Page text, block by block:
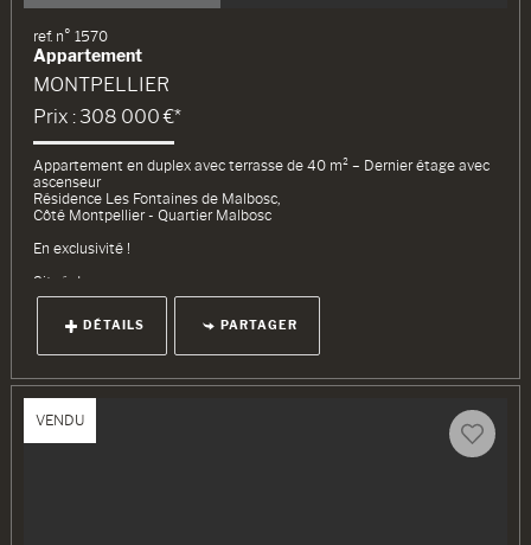
ref. n° 1570
Appartement
MONTPELLIER
Prix : 308 000 €*
Appartement en duplex avec terrasse de 40 m² – Dernier étage avec
ascenseur
Résidence Les Fontaines de Malbosc,
Côté Montpellier - Quartier Malbosc
En exclusivité !
Situé dans une...
DÉTAILS PARTAGER
VENDU